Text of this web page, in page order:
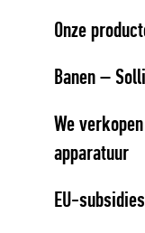
Onze
Banen –
We verkopen
apparatuur
EU-subsidies